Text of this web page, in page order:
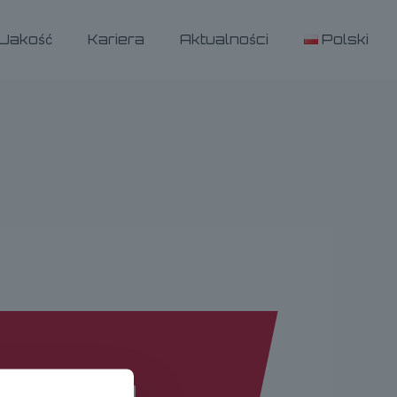
Jakość Kariera Aktualności Polski
SUSZARKI